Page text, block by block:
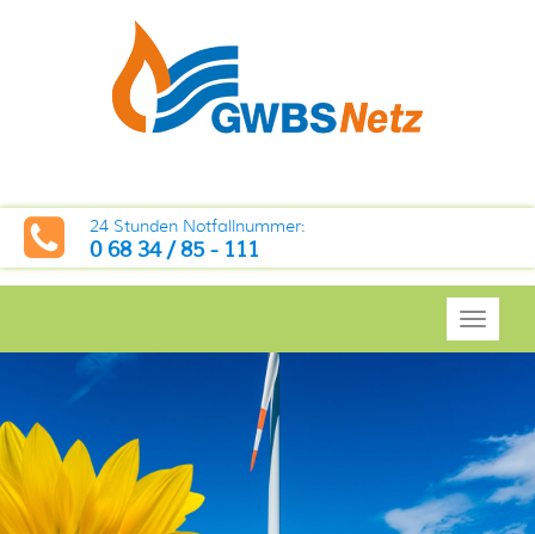
24 Stunden Notfallnummer:
0 68 34 / 85 - 111